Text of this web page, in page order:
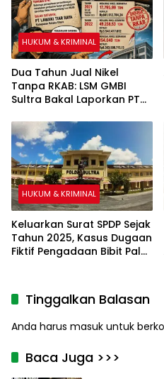
HUKUM & KRIMINAL
Dua Tahun Jual Nikel
Tanpa RKAB: LSM GMBI
Sultra Bakal Laporkan PT
HUKUM & KRIMINAL
Keluarkan Surat SPDP Sejak
Tahun 2025, Kasus Dugaan
Fiktif Pengadaan Bibit Pala
Tersangka
Tinggalkan Balasan
Anda harus masuk untuk
Baca Juga >>>